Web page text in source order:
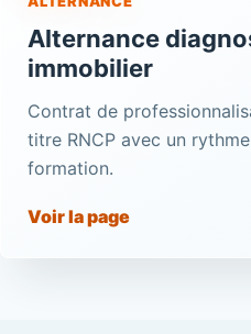
Alternance
immobilier
Contrat de
titre RNCP avec un
formation.
Voir la page